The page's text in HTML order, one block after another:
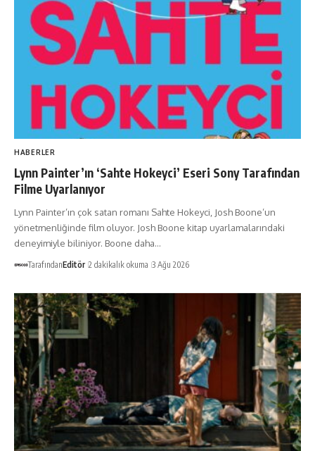
HABERLER
Lynn Painter’ın ‘Sahte Hokeyci’ Eseri Sony Tarafından
Filme Uyarlanıyor
Lynn Painter’ın çok satan romanı Sahte Hokeyci, Josh Boone’un
yönetmenliğinde film oluyor. Josh Boone kitap uyarlamalarındaki
deneyimiyle biliniyor. Boone daha…
TarafındanEditör 2 dakikalık okuma 3 Ağu 2026